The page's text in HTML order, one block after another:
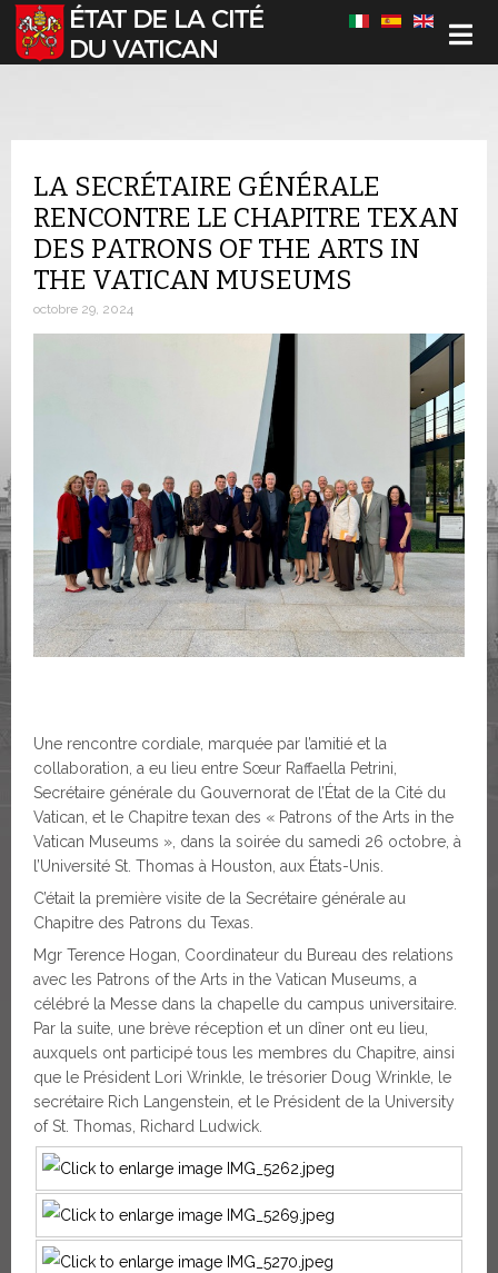
Sélectionnez votre langue
LA SECRÉTAIRE GÉNÉRALE
RENCONTRE LE CHAPITRE TEXAN
DES PATRONS OF THE ARTS IN
THE VATICAN MUSEUMS
octobre 29, 2024
Une rencontre cordiale, marquée par l’amitié et la
collaboration, a eu lieu entre Sœur Raffaella Petrini,
Secrétaire générale du Gouvernorat de l’État de la Cité du
Vatican, et le Chapitre texan des « Patrons of the Arts in the
Vatican Museums », dans la soirée du samedi 26 octobre, à
l’Université St. Thomas à Houston, aux États-Unis.
C’était la première visite de la Secrétaire générale au
Chapitre des Patrons du Texas.
Mgr Terence Hogan, Coordinateur du Bureau des relations
avec les Patrons of the Arts in the Vatican Museums, a
célébré la Messe dans la chapelle du campus universitaire.
Par la suite, une brève réception et un dîner ont eu lieu,
auxquels ont participé tous les membres du Chapitre, ainsi
que le Président Lori Wrinkle, le trésorier Doug Wrinkle, le
secrétaire Rich Langenstein, et le Président de la University
of St. Thomas, Richard Ludwick.